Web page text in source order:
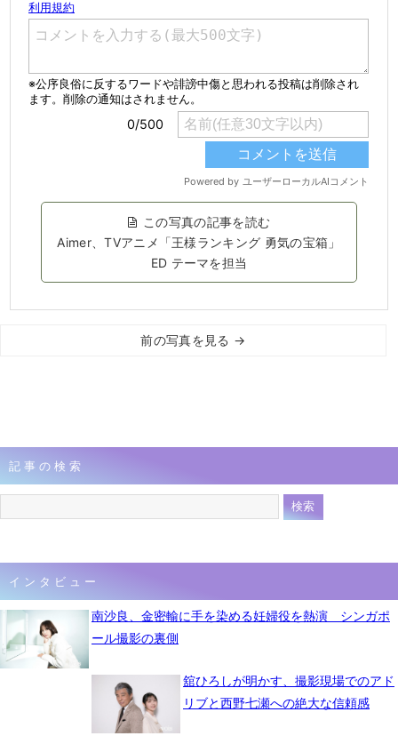
この写真の記事を読む
Aimer、TVアニメ「王様ランキング 勇気の宝箱」
ED テーマを担当
前の写真を見る →
記事の検索
インタビュー
南沙良、金密輸に手を染める妊婦役を熱演 シンガポ
ール撮影の裏側
舘ひろしが明かす、撮影現場でのアド
リブと西野七瀬への絶大な信頼感